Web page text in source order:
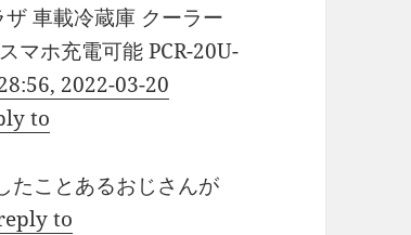
車載冷蔵庫 クーラー
ホ充電可能 PCR-20U-
2022-03-20
to
たことあるおじさんが
to